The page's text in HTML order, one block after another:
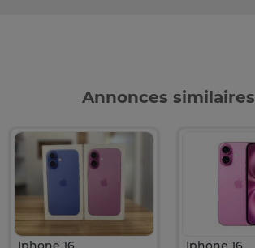
Annonces similaires